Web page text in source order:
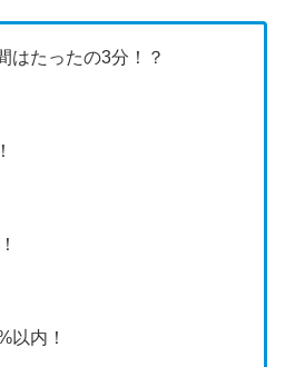
はたったの3分！？
以内！